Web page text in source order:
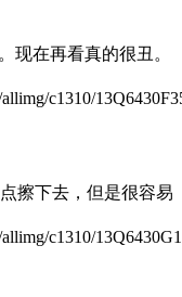
现在再看真的很丑。
c1310/
擦下去，但是很容易
c1310/